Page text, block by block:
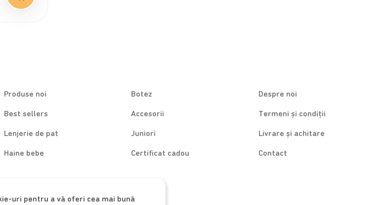
Produse noi
Best sellers
Lenjerie de pat
Haine bebe
Botez
Accesorii
Juniori
Certificat cadou
Despre noi
Termeni și condiții
Livrare și achitare
Contact
uri pentru a vă oferi cea mai bună